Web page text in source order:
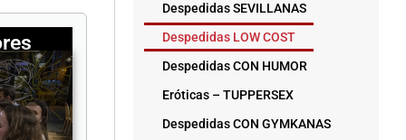
Despedidas SEVILLANAS
Despedidas LOW COST
Despedidas CON HUMOR
Eróticas – TUPPERSEX
Despedidas CON GYMKANAS